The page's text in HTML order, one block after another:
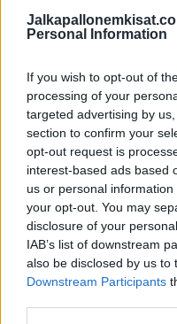
Personal Information
If you wish to opt-out of
processing of your
targeted advertising by
section to confirm your
opt-out request is
interest-based ads based
us or personal
your opt-out. You may
disclosure of your
IAB’s list of downstream
also be disclosed by us to
Downstream Participants
2. Bundesliigan
Edellinen artikkeli
IFK Mariehamn teki